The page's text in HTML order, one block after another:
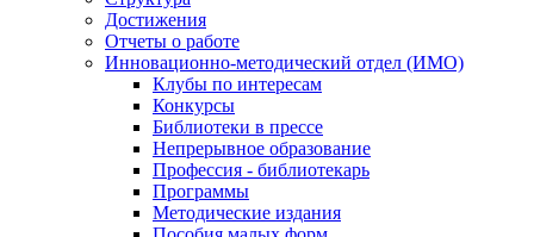
Достижения
Отчеты о работе
Инновационно-методический отдел (ИМО)
Клубы по интересам
Конкурсы
Библиотеки в прессе
Непрерывное образование
Профессия - библиотекарь
Программы
Методические издания